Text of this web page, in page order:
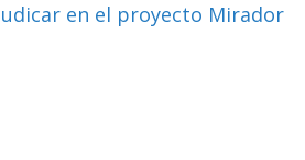
en el proyecto Mirador